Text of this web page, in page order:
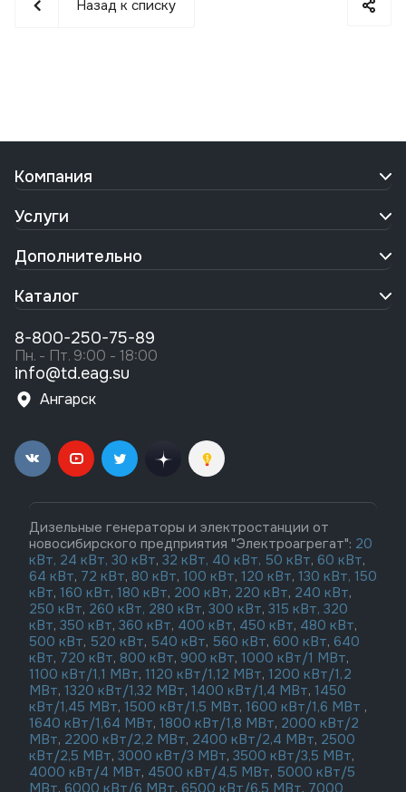
Назад к списку
Компания
Услуги
Дополнительно
Каталог
8-800-250-75-89
Пн. - Пт. 9:00 - 18:00
info@td.eag.su
Ангарск
Дизельные генераторы и электростанции от
новосибирского предприятия "Электроагрегат": 20
кВт, 24 кВт, 30 кВт, 32 кВт, 40 кВт, 50 кВт, 60 кВт,
64 кВт, 72 кВт, 80 кВт, 100 кВт, 120 кВт, 130 кВт, 150
кВт, 160 кВт, 180 кВт, 200 кВт, 220 кВт, 240 кВт,
250 кВт, 260 кВт, 280 кВт, 300 кВт, 315 кВт, 320
кВт, 350 кВт, 360 кВт, 400 кВт, 450 кВт, 480 кВт,
500 кВт, 520 кВт, 540 кВт, 560 кВт, 600 кВт, 640
кВт, 720 кВт, 800 кВт, 900 кВт, 1000 кВт/1 МВт,
1100 кВт/1,1 МВт, 1120 кВт/1,12 МВт, 1200 кВт/1,2
МВт, 1320 кВт/1,32 МВт, 1400 кВт/1,4 МВт, 1450
кВт/1,45 МВт, 1500 кВт/1,5 МВт, 1600 кВт/1,6 МВт ,
1640 кВт/1,64 МВт, 1800 кВт/1,8 МВт, 2000 кВт/2
МВт, 2200 кВт/2,2 МВт, 2400 кВт/2,4 МВт, 2500
кВт/2,5 МВт, 3000 кВт/3 МВт, 3500 кВт/3,5 МВт,
4000 кВт/4 МВт, 4500 кВт/4,5 МВт, 5000 кВт/5